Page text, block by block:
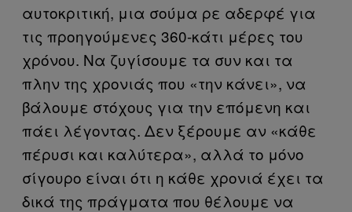
αυτοκριτική, μια σούμα ρε αδερφέ για
τις προηγούμενες 360-κάτι μέρες του
χρόνου. Να ζυγίσουμε τα συν και τα
πλην της χρονιάς που «την κάνει», να
βάλουμε στόχους για την επόμενη και
πάει λέγοντας. Δεν ξέρουμε αν «κάθε
πέρυσι και καλύτερα», αλλά το μόνο
σίγουρο είναι ότι η κάθε χρονιά έχει τα
δικά της πράγματα που θέλουμε να